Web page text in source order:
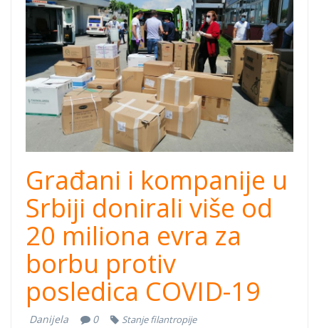
donacije-COVID
19.jpg
Građani i kompanije u
Srbiji donirali više od
20 miliona evra za
borbu protiv
posledica COVID-19
Danijela 0 Stanje filantropije